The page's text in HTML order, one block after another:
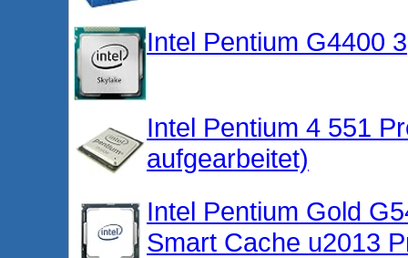
Intel Pentium G4400
Intel Pentium 4 551
aufgearbeitet)
Intel Pentium Gold
Smart Cache u2013